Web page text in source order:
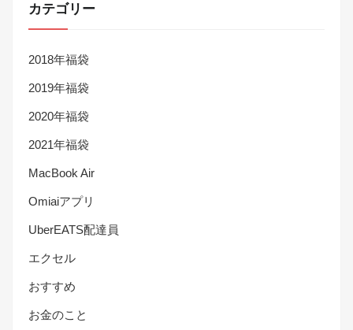
カテゴリー
2018年福袋
2019年福袋
2020年福袋
2021年福袋
MacBook Air
Omiaiアプリ
UberEATS配達員
エクセル
おすすめ
お金のこと